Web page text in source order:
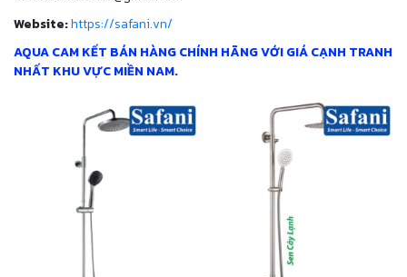
Website:https://safani.vn/
AQUA CAM KẾT BÁN HÀNG CHÍNH HÃNG VỚI GIÁ CẠNH TRANH
NHẤT KHU VỰC MIỀN NAM.